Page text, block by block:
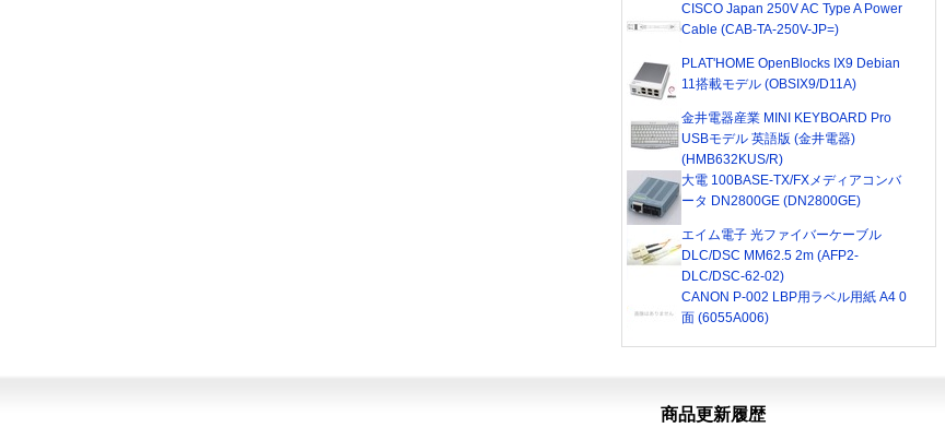
CISCO Japan 250V AC Type A Power
Cable (CAB-TA-250V-JP=)
PLAT'HOME OpenBlocks IX9 Debian
11搭載モデル (OBSIX9/D11A)
金井電器産業 MINI KEYBOARD Pro
USBモデル 英語版 (金井電器)
(HMB632KUS/R)
大電 100BASE-TX/FXメディアコンバ
ータ DN2800GE (DN2800GE)
エイム電子 光ファイバーケーブル
DLC/DSC MM62.5 2m (AFP2-
DLC/DSC-62-02)
CANON P-002 LBP用ラベル用紙 A4 0
面 (6055A006)
商品更新履歴